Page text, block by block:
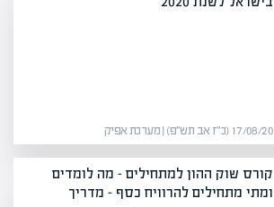
17/08/20 (כ״ז אב תש״פ) | מערכת אפיק
קורס שוק ההון למתחילים – מה לומדים
ומתי מתחילים להרוויח כסף – מדריך